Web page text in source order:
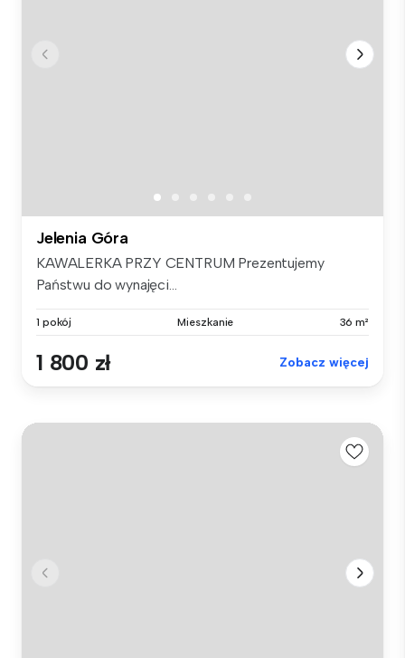
Jelenia Góra
KAWALERKA PRZY CENTRUM Prezentujemy
Państwu do wynajęci...
1 pokój Mieszkanie 36 m²
1 800 zł Zobacz więcej